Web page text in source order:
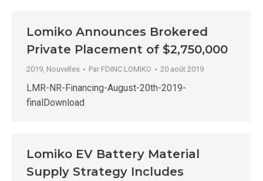
Lomiko Announces Brokered
Private Placement of $2,750,000
2019, Nouvelles Par FDINC LOMIKO 20 août 2019
LMR-NR-Financing-August-20th-2019-
finalDownload
Lomiko EV Battery Material
Supply Strategy Includes